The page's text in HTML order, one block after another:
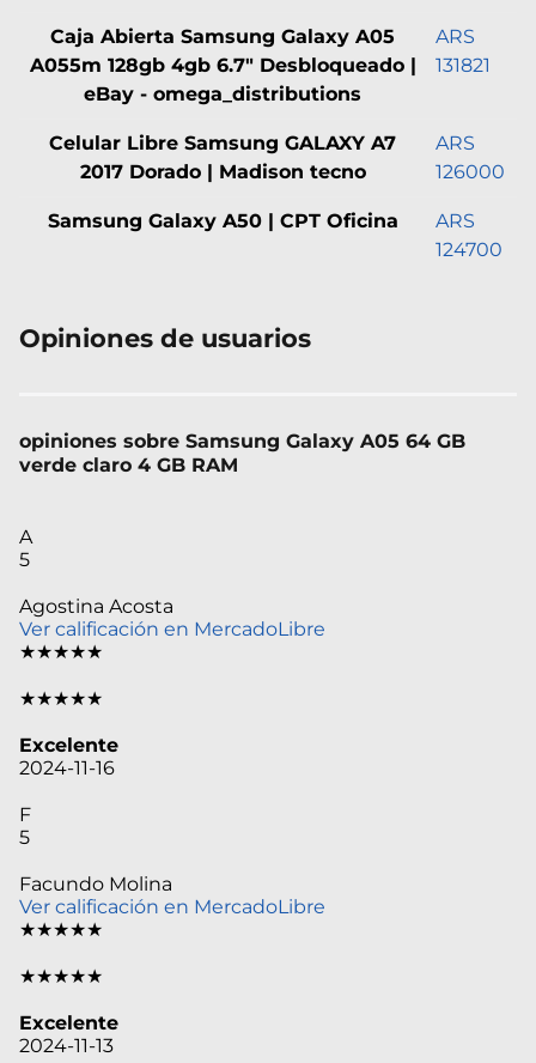
Caja Abierta Samsung Galaxy A05
A055m 128gb 4gb 6.7" Desbloqueado |
eBay - omega_distributions
ARS
131821
Celular Libre Samsung GALAXY A7
2017 Dorado | Madison tecno
ARS
126000
Samsung Galaxy A50 | CPT Oficina
ARS
124700
Opiniones de usuarios
opiniones sobre Samsung Galaxy A05 64 GB
verde claro 4 GB RAM
A
5
Agostina Acosta
Ver calificación en MercadoLibre
★★★★★
★★★★★
Excelente
2024-11-16
F
5
Facundo Molina
Ver calificación en MercadoLibre
★★★★★
★★★★★
Excelente
2024-11-13